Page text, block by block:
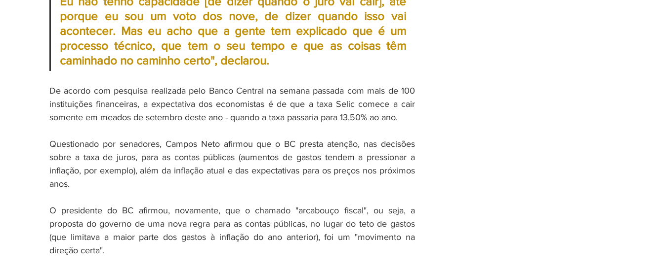
porque eu sou um voto dos nove, de dizer quando isso vai
acontecer. Mas eu acho que a gente tem explicado que é um
processo técnico, que tem o seu tempo e que as coisas têm
caminhado no caminho certo", declarou.
De acordo com pesquisa realizada pelo Banco Central na semana passada com mais de 100
instituições financeiras, a expectativa dos economistas é de que a taxa Selic comece a cair
somente em meados de setembro deste ano - quando a taxa passaria para 13,50% ao ano.
Questionado por senadores, Campos Neto afirmou que o BC presta atenção, nas decisões
sobre a taxa de juros, para as contas públicas (aumentos de gastos tendem a pressionar a
inflação, por exemplo), além da inflação atual e das expectativas para os preços nos próximos
anos.
O presidente do BC afirmou, novamente, que o chamado "arcabouço fiscal", ou seja, a
proposta do governo de uma nova regra para as contas públicas, no lugar do teto de gastos
(que limitava a maior parte dos gastos à inflação do ano anterior), foi um "movimento na
direção certa".